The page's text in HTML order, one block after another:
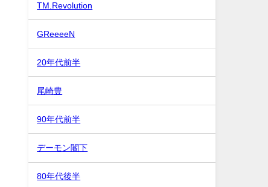
TM.Revolution
GReeeeN
20年代前半
尾崎豊
90年代前半
デーモン閣下
80年代後半